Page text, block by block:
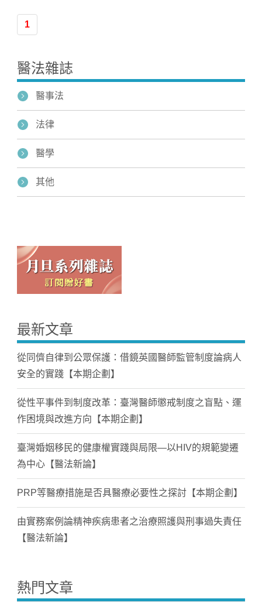
1
醫法雜誌
醫事法
法律
醫學
其他
最新文章
從同儕自律到公眾保護：借鏡英國醫師監管制度論病人
安全的實踐【本期企劃】
從性平事件到制度改革：臺灣醫師懲戒制度之盲點、運
作困境與改進方向【本期企劃】
臺灣婚姻移民的健康權實踐與局限—以HIV的規範變遷
為中心【醫法新論】
PRP等醫療措施是否具醫療必要性之探討【本期企劃】
由實務案例論精神疾病患者之治療照護與刑事過失責任
【醫法新論】
熱門文章